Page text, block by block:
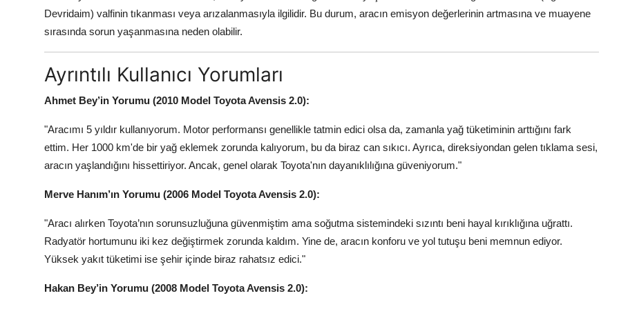
Devridaim) valfinin tıkanması veya arızalanmasıyla ilgilidir. Bu durum, aracın emisyon değerlerinin artmasına ve muayene
sırasında sorun yaşanmasına neden olabilir.
Ayrıntılı Kullanıcı Yorumları
Ahmet Bey’in Yorumu (2010 Model Toyota Avensis 2.0):
"Aracımı 5 yıldır kullanıyorum. Motor performansı genellikle tatmin edici olsa da, zamanla yağ tüketiminin arttığını fark
ettim. Her 1000 km'de bir yağ eklemek zorunda kalıyorum, bu da biraz can sıkıcı. Ayrıca, direksiyondan gelen tıklama sesi,
aracın yaşlandığını hissettiriyor. Ancak, genel olarak Toyota'nın dayanıklılığına güveniyorum."
Merve Hanım’ın Yorumu (2006 Model Toyota Avensis 2.0):
"Aracı alırken Toyota’nın sorunsuzluğuna güvenmiştim ama soğutma sistemindeki sızıntı beni hayal kırıklığına uğrattı.
Radyatör hortumunu iki kez değiştirmek zorunda kaldım. Yine de, aracın konforu ve yol tutuşu beni memnun ediyor.
Yüksek yakıt tüketimi ise şehir içinde biraz rahatsız edici."
Hakan Bey’in Yorumu (2008 Model Toyota Avensis 2.0):